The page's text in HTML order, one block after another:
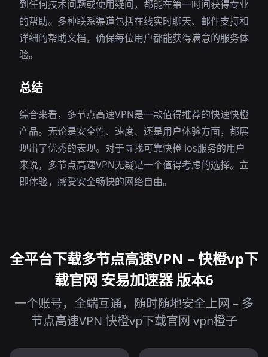
到任何技术问题或使用疑问，都能在第一时间获得专业
的帮助。多种联系渠道包括在线实时聊天、邮件支持和
详细的帮助文档，确保每位用户都能获得满意的服务体
验。
总结
综合来看，多节点高速VPN是一款值得推荐的快速快橙
产品。无论是安全性、速度、还是用户体验方面，都展
现出了优秀的表现。对于寻找可靠快橙 ios服务的用户
来说，多节点高速VPN无疑是一个值得考虑的选择。立
即体验，感受安全畅快的网络自由。
全平台下载多节点高速VPN – 快橙vp下
载官网 安易加速器 版本6
一个账号，全端互通，随时随地安全上网 – 多
节点高速VPN 快橙vp下载官网 vpn橙子